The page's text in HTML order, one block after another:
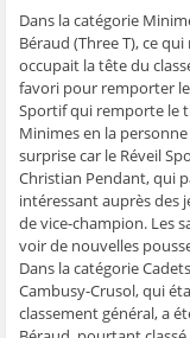
n
ê
t
r
e
)
Dans la catégorie
Béraud (Three T), ce
occupait la tête du
favori pour remporter
Sportif qui remporte le
Minimes en la personne
surprise car le Réveil
Christian Pendant, qui
intéressant auprès des
de vice-champion. Les
voir de nouvelles
Dans la catégorie
Cambusy-Crusol, qui
classement général, a